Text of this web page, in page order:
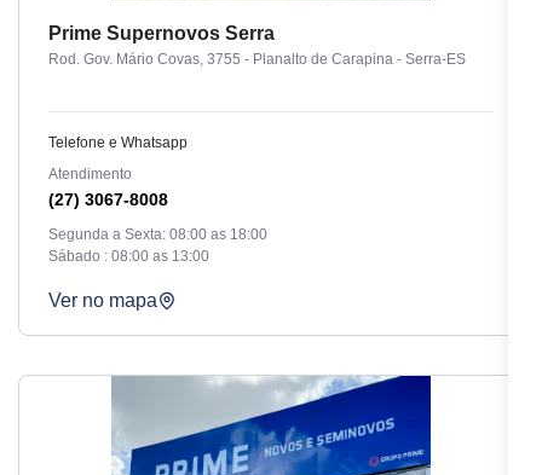
Prime Supernovos Serra
Rod. Gov. Mário Covas, 3755 - Planalto de Carapina - Serra-ES
Telefone e Whatsapp
Atendimento
(27) 3067-8008
Segunda a Sexta: 08:00 as 18:00
Sábado : 08:00 as 13:00
Ver no mapa